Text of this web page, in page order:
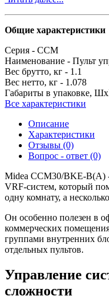
Общие характеристики
Серия - CCM
Наименование - Пульт
Вес брутто, кг - 1.1
Вес нетто, кг - 1.078
Габариты в упаковке,
Все характеристики
Описание
Характеристики
Отзывы (0)
Вопрос - ответ (0)
Midea CCM30/BKE-B(A)
VRF-систем, который
одну комнату, а
Он особенно полезен в
коммерческих
группами внутренних
отдельных пультов.
Управление
сложности